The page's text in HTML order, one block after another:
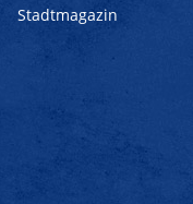
Stadtmagazin